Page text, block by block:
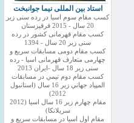
استاد بین المللی نیما جوانبخت
کسب مقام سوم اسیا در رده سنی زیر
20 سال - 2015 قرقیزستان
کسب مقام قهرمانی کشور در رده
سنی زیر 20 سال - 1394
کسب مقام دومی مسابقات سریع و
چهارمی متعارف قهرمانی اسیا - رده
سنی زیر 18 سال -ایران 2013
كسب مقام دوم تيمي در مسابقات
المپياد جهاني زير 16 سال (استانبول
2012)
مقام چهارم زير 16 سال اسيا (2012
سريلانكا)
مقام اول اسيا در مسابقات سريع و